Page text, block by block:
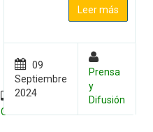
General
Leer más
09
Septiembre
2024
Prensa
y
Difusión